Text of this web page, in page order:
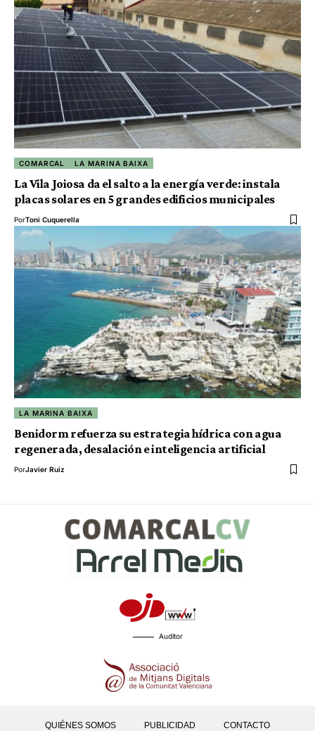
COMARCAL LA MARINA BAIXA
La Vila Joiosa da el salto a la energía verde: instala
placas solares en 5 grandes edificios municipales
PorToni Cuquerella
LA MARINA BAIXA
Benidorm refuerza su estrategia hídrica con agua
regenerada, desalación e inteligencia artificial
PorJavier Ruiz
Auditor
QUIÉNES SOMOS PUBLICIDAD CONTACTO